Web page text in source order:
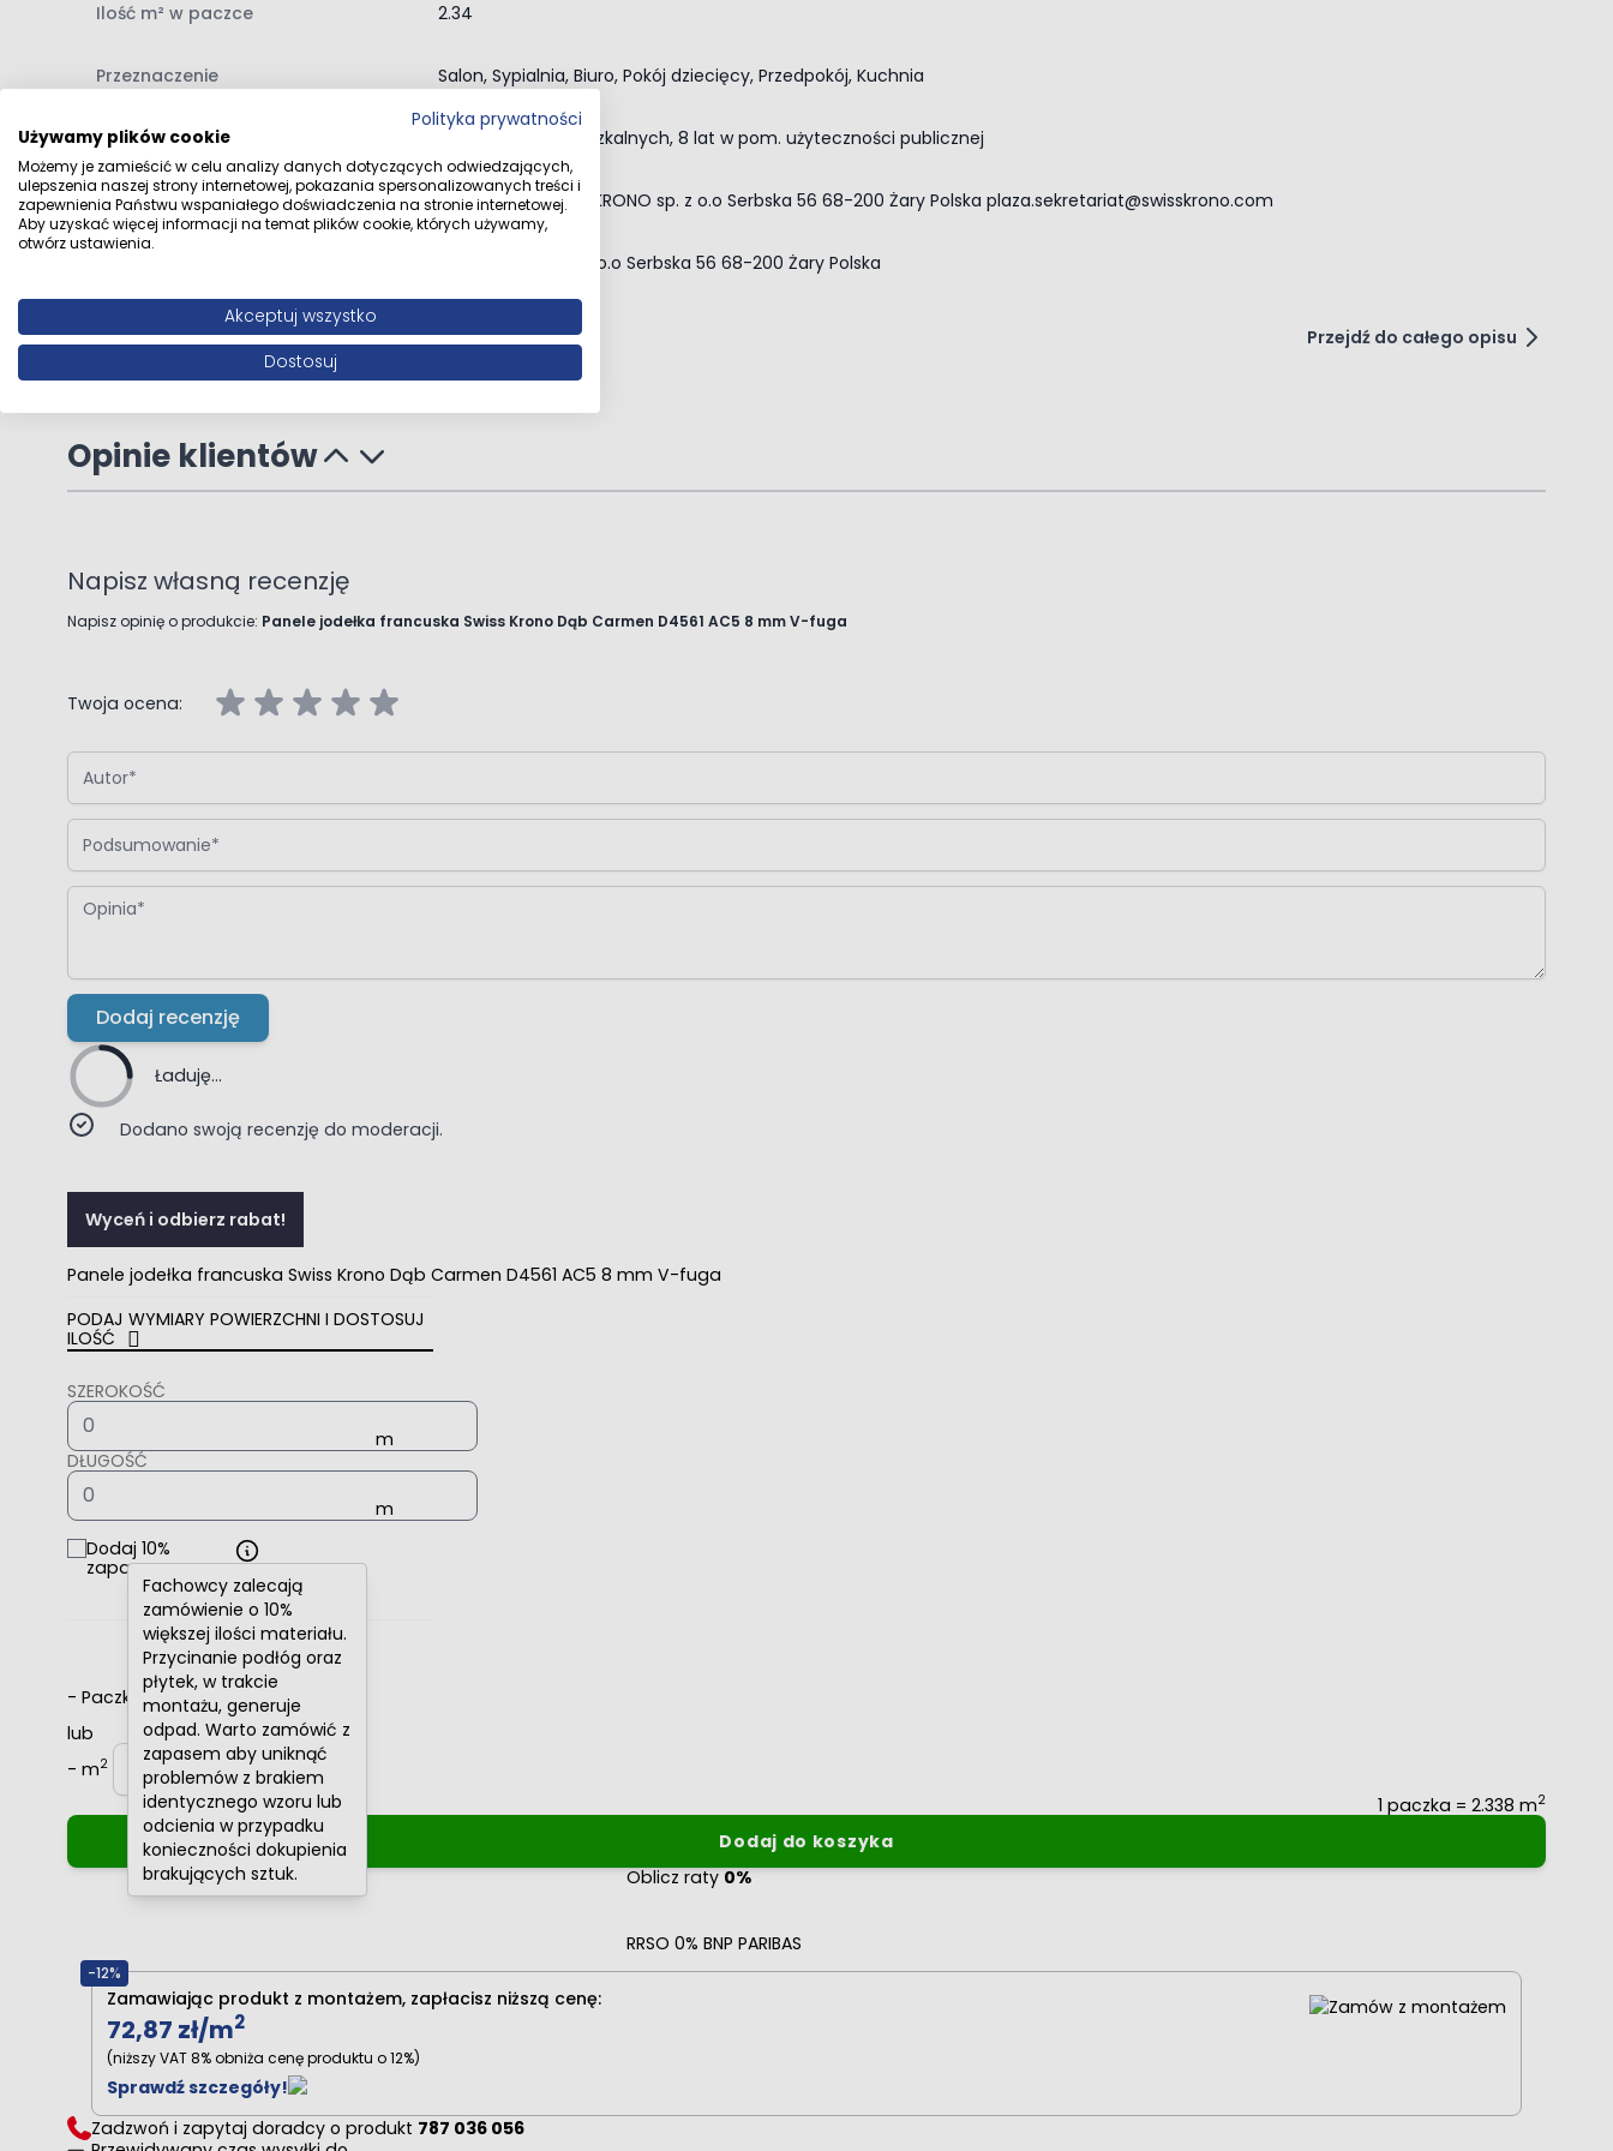
Ilość m² w paczce 2.34
Przeznaczenie Salon, Sypialnia, Biuro, Pokój dziecięcy, Przedpokój, Kuchnia
Gwarancja 30 lat w pom. mieszkalnych, 8 lat w pom. użyteczności publicznej
Dane producenta Swiss Krono SWISS KRONO sp. z o.o Serbska 56 68-200 Żary Polska plaza.sekretariat@swisskrono.com
SWISS KRONO sp. z o.o Serbska 56 68-200 Żary Polska
Przejdź do całego opisu
Opinie klientów
Napisz własną recenzję
Napisz opinię o produkcie: Panele jodełka francuska Swiss Krono Dąb Carmen D4561 AC5 8 mm V-fuga
Twoja ocena:
Autor
Podsumowanie
Opinia
Dodaj recenzję
Ładuję...
Dodano swoją recenzję do moderacji.
Wyceń i odbierz rabat!
Panele jodełka francuska Swiss Krono Dąb Carmen D4561 AC5 8 mm V-fuga
PODAJ WYMIARY POWIERZCHNI I DOSTOSUJ
ILOŚĆ
SZEROKOŚĆ
DŁUGOŚĆ
Dodaj 10%
zapasu
Fachowcy zalecają
zamówienie o 10%
większej ilości materiału.
Przycinanie podłóg oraz
płytek, w trakcie
montażu, generuje
odpad. Warto zamówić z
zapasem aby uniknąć
problemów z brakiem
identycznego wzoru lub
odcienia w przypadku
konieczności dokupienia
brakujących sztuk.
- Paczki
+
lub
- m2
+
1 paczka = 2.338 m2
Dodaj do koszyka
Oblicz raty0%
RRSO 0% BNP PARIBAS
-12%
Zamawiając produkt z montażem, zapłacisz niższą cenę:
72,87 zł/m2
(niższy VAT 8% obniża cenę produktu o 12%)
Sprawdź szczegóły!
Zadzwoń i zapytaj doradcy o produkt 787 036 056
Polityka prywatności
Używamy plików cookie
Możemy je zamieścić w celu analizy danych dotyczących odwiedzających,
ulepszenia naszej strony internetowej, pokazania spersonalizowanych treści i
zapewnienia Państwu wspaniałego doświadczenia na stronie internetowej.
Aby uzyskać więcej informacji na temat plików cookie, których używamy,
otwórz ustawienia.
Akceptuj wszystko
Dostosuj